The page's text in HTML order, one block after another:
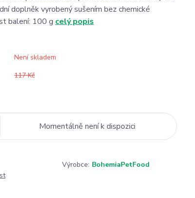
doplněk vyrobený sušením bez chemické
balení: 100 g celý popis
Není skladem
117 Kč
Momentálně není k dispozici
Výrobce: BohemiaPetFood